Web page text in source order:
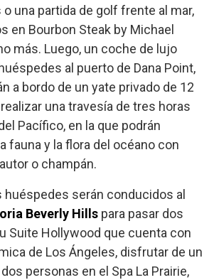
o una partida de golf frente al mar,
en Bourbon Steak by Michael
más. Luego, un coche de lujo
al puerto de Dana Point,
a bordo de un yate privado de 12
una travesía de tres horas
Pacífico, en la que podrán
fauna y la flora del océano con
o champán.
huéspedes serán conducidos al
Beverly Hills para pasar dos
Suite Hollywood que cuenta con
de Los Ángeles, disfrutar de un
personas en el Spa La Prairie,